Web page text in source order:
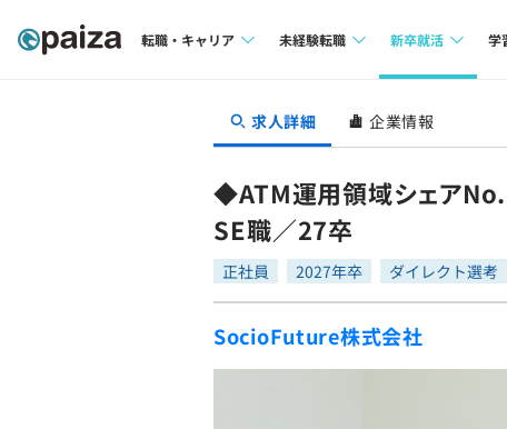
転職・キャリア
転職成功ガイド
未経験転職
求人検索
転職成功ガイド
新卒就活
本選考
インタビュー
学
求人詳細 企業情報
◆ATM運用領域シェア
SE職／27卒
正社員 2027年卒 ダイレクト選考
SocioFuture株式会社